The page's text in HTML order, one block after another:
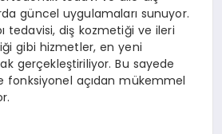
güncel uygulamaları sunuyor.
tedavisi, diş kozmetiği ve ileri
gibi hizmetler, en yeni
gerçekleştiriliyor. Bu sayede
açıdan mükemmel